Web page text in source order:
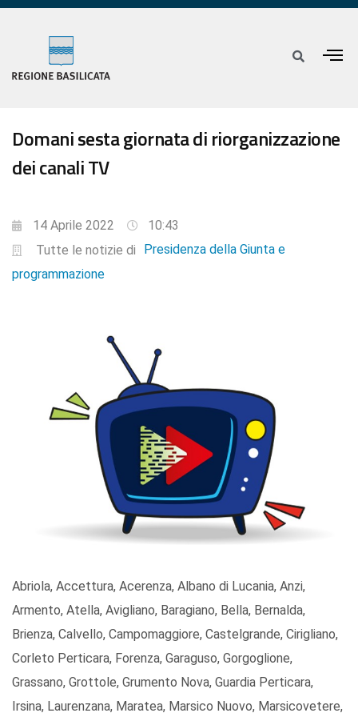
Domani sesta giornata di riorganizzazione
dei canali TV
14 Aprile 2022
10:43
Tutte le notizie di
Presidenza della Giunta e
programmazione
Abriola, Accettura, Acerenza, Albano di Lucania, Anzi,
Armento, Atella, Avigliano, Baragiano, Bella, Bernalda,
Brienza, Calvello, Campomaggiore, Castelgrande, Cirigliano,
Corleto Perticara, Forenza, Garaguso, Gorgoglione,
Grassano, Grottole, Grumento Nova, Guardia Perticara,
Irsina, Laurenzana, Maratea, Marsico Nuovo, Marsicovetere,